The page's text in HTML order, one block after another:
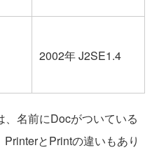
2002年 J2SE1.4
名前にDocがついている
とPrintの違いもあり